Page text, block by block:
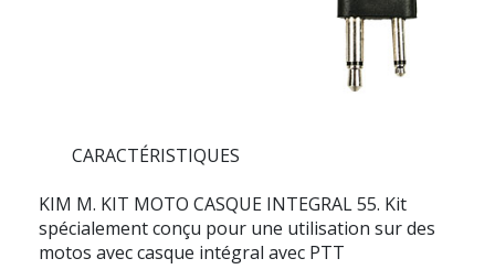
CARACTÉRISTIQUES
KIM M. KIT MOTO CASQUE INTEGRAL 55. Kit
spécialement conçu pour une utilisation sur des
motos avec casque intégral avec PTT